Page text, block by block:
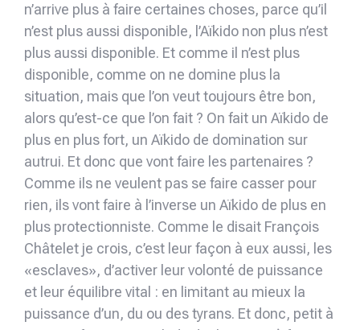
n’arrive plus à faire certaines choses, parce qu’il
n’est plus aussi disponible, l’Aïkido non plus n’est
plus aussi disponible. Et comme il n’est plus
disponible, comme on ne domine plus la
situation, mais que l’on veut toujours être bon,
alors qu’est-ce que l’on fait ? On fait un Aïkido de
plus en plus fort, un Aïkido de domination sur
autrui. Et donc que vont faire les partenaires ?
Comme ils ne veulent pas se faire casser pour
rien, ils vont faire à l’inverse un Aïkido de plus en
plus protectionniste. Comme le disait François
Châtelet je crois, c’est leur façon à eux aussi, les
«esclaves», d’activer leur volonté de puissance
et leur équilibre vital : en limitant au mieux la
puissance d’un, du ou des tyrans. Et donc, petit à